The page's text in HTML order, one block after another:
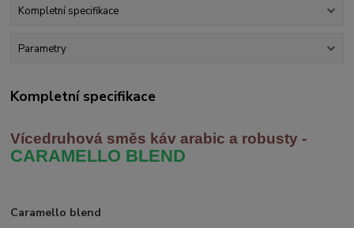
Kompletní specifikace
Parametry
Kompletní specifikace
Vícedruhová směs káv arabic a robusty -
CARAMELLO BLEND
Caramello blend